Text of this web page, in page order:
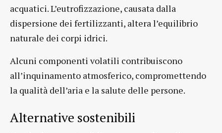
acquatici. L’eutrofizzazione, causata dalla
dispersione dei fertilizzanti, altera l’equilibrio
naturale dei corpi idrici.
Alcuni componenti volatili contribuiscono
all’inquinamento atmosferico, compromettendo
la qualità dell’aria e la salute delle persone.
Alternative sostenibili